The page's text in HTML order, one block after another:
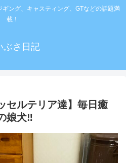
ング、キャスティング、GTなどの話題満
載！
ぶさ日記
セルテリア達】毎日癒
娘犬‼️